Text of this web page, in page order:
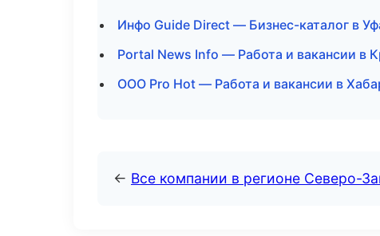
Инфо Guide Direct — Бизнес-каталог в
Portal News Info — Работа и вакансии в
ООО Pro Hot — Работа и вакансии в
← Все компании в регионе Северо-